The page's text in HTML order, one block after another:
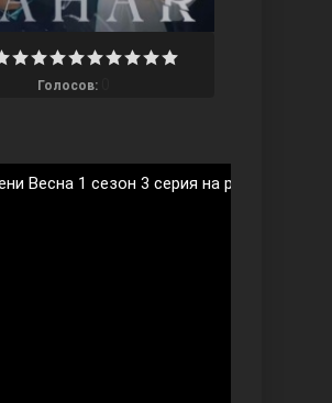
назови
Голосов:
Весна 1 сезон 3 серия на русском